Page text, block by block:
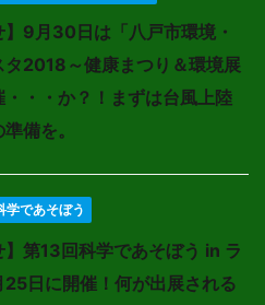
】9月30日は「八戸市環境・
タ2018～健康まつり＆環境展
・・・か？！まずは台風上陸
備を。
学であそぼう
】第13回科学であそぼう in ラ
25日に開催！何が出展される